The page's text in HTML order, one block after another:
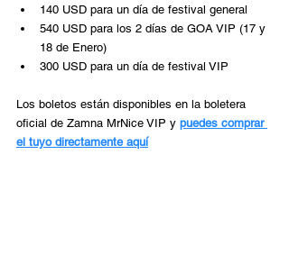
140 USD para un día de festival general
540 USD para los 2 días de GOA VIP (17 y
18 de Enero)
300 USD para un día de festival VIP
Los boletos están disponibles en la boletera
oficial de Zamna MrNice VIP y puedes comprar
el tuyo directamente aquí